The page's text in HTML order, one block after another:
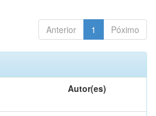
Anterior 1 Póximo
Autor(es)